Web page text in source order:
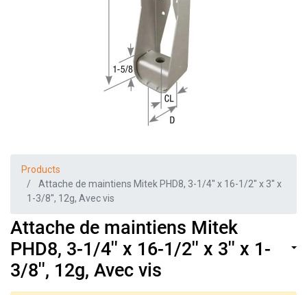
Products
Attache de maintiens Mitek PHD8, 3-1/4'' x 16-1/2'' x 3'' x
1-3/8'', 12g, Avec vis
Attache de maintiens Mitek
PHD8, 3-1/4'' x 16-1/2'' x 3'' x 1-
3/8'', 12g, Avec vis